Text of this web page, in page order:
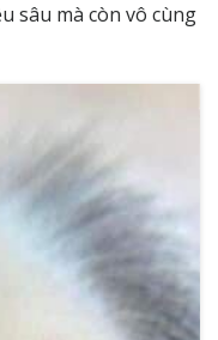
sâu mà còn vô cùng